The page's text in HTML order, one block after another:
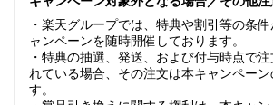
・楽天グループでは、特典や割引等の条
ャンペーンを随時開催しております。
・特典の抽選、発送、および付与時点で
れている場合、その注文は本キャンペーン
す。